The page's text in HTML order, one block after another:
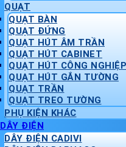
QUẠT
QUẠT BÀN
QUẠT ĐỨNG
QUẠT HÚT ÂM TRẦN
QUẠT HÚT CABINET
QUẠT HÚT CÔNG NGHIỆP
QUẠT HÚT GẮN TƯỜNG
QUẠT TRẦN
QUẠT TREO TƯỜNG
PHỤ KIỆN KHÁC
DÂY ĐIỆN
DÂY ĐIỆN CADIVI